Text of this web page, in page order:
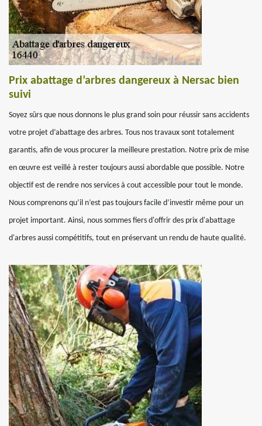
Prix abattage d’arbres dangereux à Nersac bien
suivi
Soyez sûrs que nous donnons le plus grand soin pour réussir sans accidents
votre projet d’abattage des arbres. Tous nos travaux sont totalement
garantis, afin de vous procurer la meilleure prestation. Notre prix de mise
en œuvre est veillé à rester toujours aussi abordable que possible. Notre
objectif est de rendre nos services à cout accessible pour tout le monde.
Nous comprenons qu’il n’est pas toujours facile d’investir même pour un
projet important. Ainsi, nous sommes fiers d'offrir des prix d'abattage
d'arbres aussi compétitifs, tout en préservant un rendu de haute qualité.